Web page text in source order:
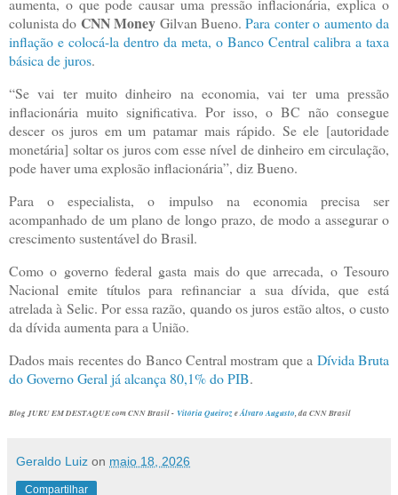
aumenta, o que pode causar uma pressão inflacionária, explica o
colunista do CNN Money Gilvan Bueno.Para conter o aumento da
inflação e colocá-la dentro da meta, o Banco Central calibra a taxa
básica de juros.
“Se vai ter muito dinheiro na economia, vai ter uma pressão
inflacionária muito significativa. Por isso, o BC não consegue
descer os juros em um patamar mais rápido. Se ele [autoridade
monetária] soltar os juros com esse nível de dinheiro em circulação,
pode haver uma explosão inflacionária”, diz Bueno.
Para o especialista, o impulso na economia precisa ser
acompanhado de um plano de longo prazo, de modo a assegurar o
crescimento sustentável do Brasil.
Como o governo federal gasta mais do que arrecada, o Tesouro
Nacional emite títulos para refinanciar a sua dívida, que está
atrelada à Selic. Por essa razão, quando os juros estão altos, o custo
da dívida aumenta para a União.
Dados mais recentes do Banco Central mostram que a Dívida Bruta
do Governo Geral já alcança 80,1% do PIB.
Blog JURU EM DESTAQUE com CNN Brasil - Vitória Queiroz eÁlvaro Augusto , da CNN Brasil
Geraldo Luiz on maio 18, 2026
Compartilhar